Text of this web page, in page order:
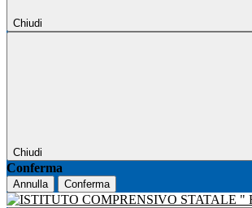
Chiudi
Chiudi
Conferma
Annulla Conferma